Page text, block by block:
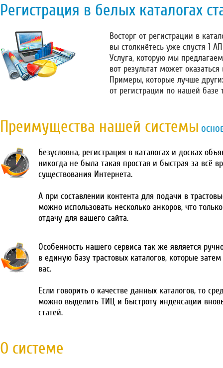
Регистрация в белых каталогах
Восторг от регистрации в
вы столкнётесь уже спустя 1
Услуга, которую мы
вот результат может
Примеры, которые лучше
от регистрации по нашей базе
Преимущества нашей системы
Безусловна, регистрация в каталогах и досках
никогда не была такая простая и быстрая за всё
существования Интернета.
А при составлении контента для подачи в
можно использовать несколько анкоров, что
отдачу для вашего сайта.
Особенность нашего сервиса так же является
в единую базу трастовых каталогов, которые
вас.
Если говорить о качестве данных каталогов, то
можно выделить ТИЦ и быстроту индексации
статей.
О системе